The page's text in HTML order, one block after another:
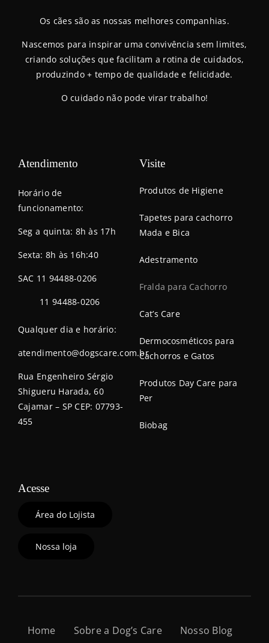
Os cães são as nossas melhores companhias.
Nascemos para inspirar uma convivência sem limites,
criando soluções que facilitam a rotina de cuidados,
produzindo + tempo de qualidade e felicidade.
O cuidado não pode virar trabalho!
Atendimento
Horário de
funcionamento:
Seg a quinta: 8h às 17h
Sexta: 8h às 16h:40
SAC 11 94488-0206
11 94488-0206
Qualquer dia e horário:
atendimento@dogscare.com.br
Rua Engenheiro Sérgio
Shigueru Harada, 60
Cajamar – SP CEP: 07793-
455
Visite
Produtos de Higiene
Tapetes para cachorro
Mada e Bica
Adestramento
Fralda para Cachorro
Cat’s Care
Dermocosméticos para
Cachorros e Gatos
Produtos Day Care para
Per
Biobag
Acesse
Área do Lojista
Nossa loja
Home Sobre a Dog’s Care Nosso Blog